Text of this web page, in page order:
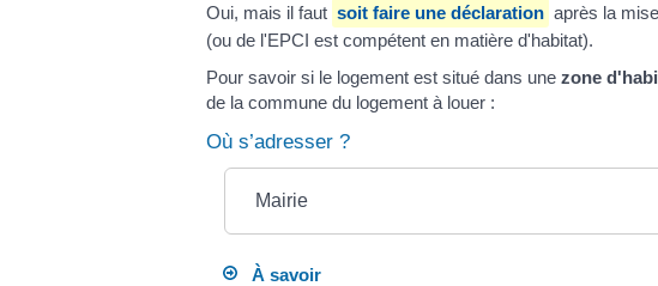
Oui, mais il faut soit faire une déclaration après la
(ou de l'EPCI est compétent en matière d'habitat).
Pour savoir si le logement est situé dans unezone
de la commune du logement à louer :
Où s’adresser ?
Mairie
À savoir